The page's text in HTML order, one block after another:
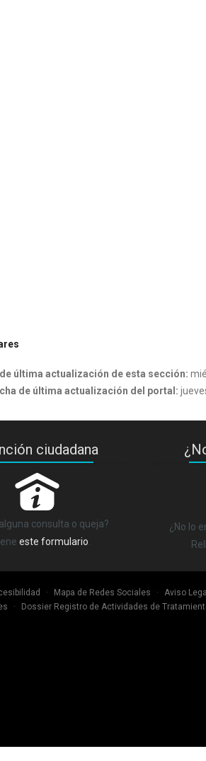
de última actualización de esta sección:
de última actualización del portal:
ciudadana
P
consulta o queja?
este formulario
¿No lo
· Mapa de Redes Sociales · Aviso Legal
· Dossier Registro de Actividades de